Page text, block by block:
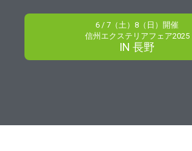
6 / 7（土）8（日）開催
信州エクステリアフェア2025
IN 長野